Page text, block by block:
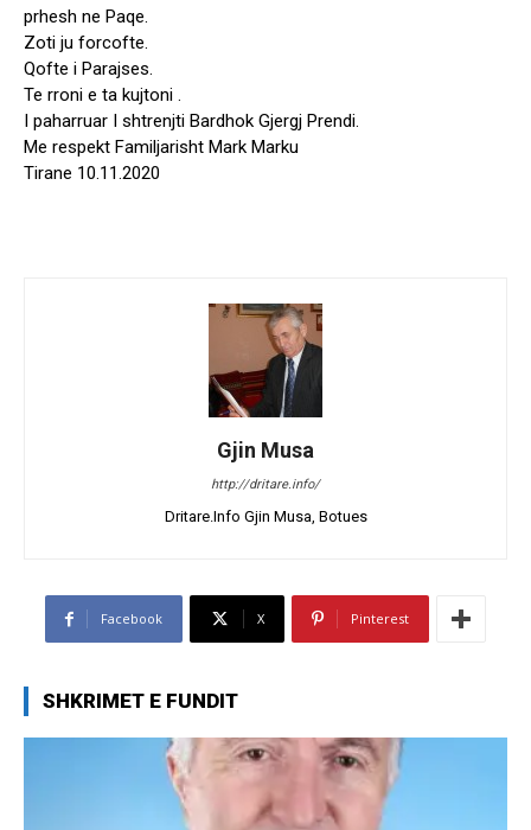
prhesh ne Paqe.
Zoti ju forcofte.
Qofte i Parajses.
Te rroni e ta kujtoni .
I paharruar I shtrenjti Bardhok Gjergj Prendi.
Me respekt Familjarisht Mark Marku
Tirane 10.11.2020
Gjin Musa
http://dritare.info/
Dritare.Info Gjin Musa, Botues
Facebook X Pinterest
SHKRIMET E FUNDIT